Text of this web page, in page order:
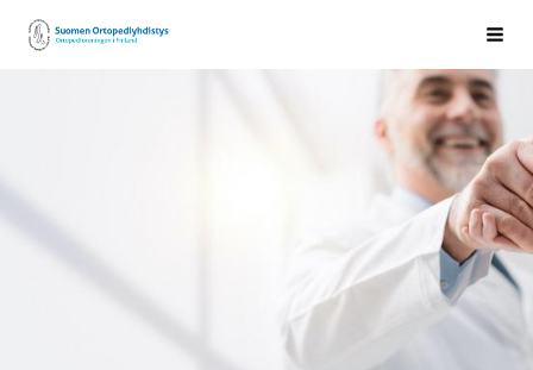
Siirry
sivun
Suomen Ortopediyhdistys ry